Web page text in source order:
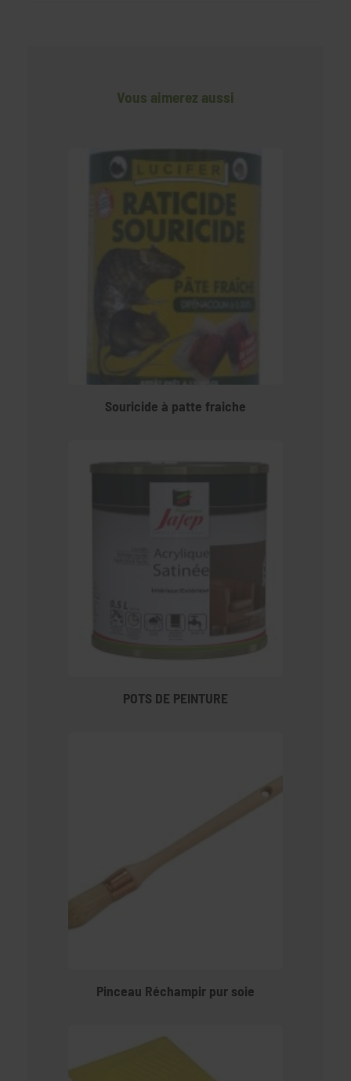
Vous aimerez aussi
Souricide à patte fraiche
POTS DE PEINTURE
Pinceau Réchampir pur soie